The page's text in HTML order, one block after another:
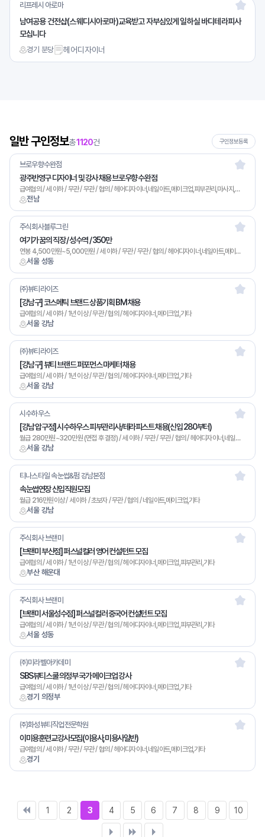
리프레시 아로마
남여공용 건전샵(스웨디시아로마)교육받고 자부심있게 일하실 바디테라피사
모십니다
경기 분당 헤어디자이너
일반 구인정보총1120건 구인정보등록
전남
브로우향수완점
광주반영구 디자이너 및 강사 채용 브로우향 수완점
급여협의 / 세 이하 / 무관 / 무관 / 협의 / 헤어디자이너,네일아트,메이크업,피부관리,마사지,기타
서울 성동
주식회사블루그린
여기가 꿈의 직장 / 성수역 / 350만
연봉 4,500만원~5,000만원 / 세 이하 / 무관 / 무관 / 협의 / 헤어디자이너,네일아트,메이크업,피부관리,기타
서울 강남
㈜뷰티라이즈
[강남구] 코스메틱 브랜드 상품기획 BM 채용
급여협의 / 세 이하 / 1년 이상 / 무관 / 협의 / 헤어디자이너,메이크업,기타
서울 강남
㈜뷰티라이즈
[강남구] 뷰티 브랜드 퍼포먼스 마케터 채용
급여협의 / 세 이하 / 1년 이상 / 무관 / 협의 / 헤어디자이너,메이크업,기타
서울 강남
시수하우스
[강남 압구정] 시수하우스 피부관리사/테라피스트 채용(신입 280부터)
월급 280만원~320만원 (면접 후 결정) / 세 이하 / 무관 / 무관 / 협의 / 헤어디자이너,네일아트,메이크업,피부관리,마사지,기타
서울 강남
티나스타일 속눈썹&펌 강남본점
속눈썹연장 신입직원모집
월급 216만원이상 / 세 이하 / 초보자 / 무관 / 협의 / 네일아트,메이크업,기타
부산 해운대
주식회사 브랜미
[브랜미 부산점] 퍼스널컬러 영어 컨설턴트 모집
급여협의 / 세 이하 / 1년 이상 / 무관 / 협의 / 헤어디자이너,메이크업,피부관리,기타
서울 성동
주식회사 브랜미
[브랜미 서울성수점] 퍼스널컬러 중국어 컨설턴트 모집
급여협의 / 세 이하 / 1년 이상 / 무관 / 협의 / 헤어디자이너,메이크업,피부관리,기타
경기 의정부
㈜미라벨아카데미
SBS뷰티스쿨 의정부 국가 메이크업 강사
급여협의 / 세 이하 / 1년 이상 / 무관 / 협의 / 헤어디자이너,메이크업,기타
경기
㈜화성뷰티직업전문학원
이미용훈련교강사모집(이용사,미용사일반)
급여협의 / 세 이하 / 무관 / 무관 / 협의 / 헤어디자이너,네일아트,메이크업,기타
1 2 3 4 5 6 7 8 9 10